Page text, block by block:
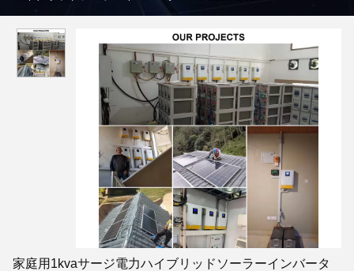
家庭用1kvaサージ電力ハイブリッドソーラーインバータ